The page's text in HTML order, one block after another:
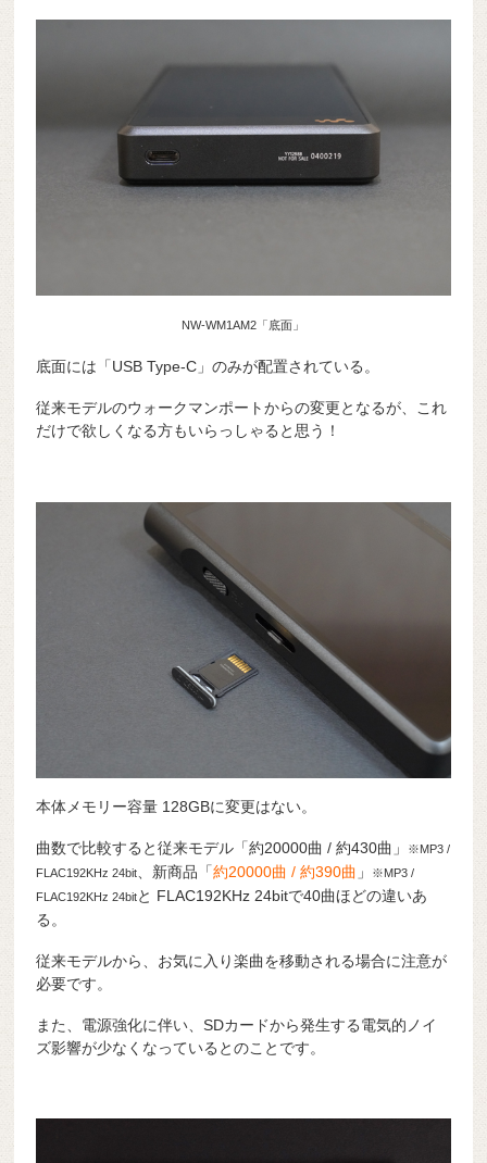
NW-WM1AM2「底面」
底面には「USB Type-C」のみが配置されている。
従来モデルのウォークマンポートからの変更となるが、これ
だけで欲しくなる方もいらっしゃると思う！
本体メモリー容量 128GBに変更はない。
曲数で比較すると従来モデル「約20000曲 / 約430曲」
※MP3 /
FLAC192KHz 24bit、新商品「約20000曲 / 約390曲 」
※MP3 /
FLAC192KHz 24bitと FLAC192KHz 24bitで40曲ほどの違いあ
る。
従来モデルから、お気に入り楽曲を移動される場合に注意が
必要です。
また、電源強化に伴い、SDカードから発生する電気的ノイ
ズ影響が少なくなっているとのことです。